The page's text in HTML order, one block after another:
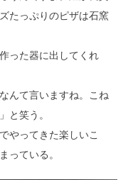
たっぷりのピザは石窯
った器に出してくれ
んて言いますね。こね
と笑う。
やってきた楽しいこ
っている。